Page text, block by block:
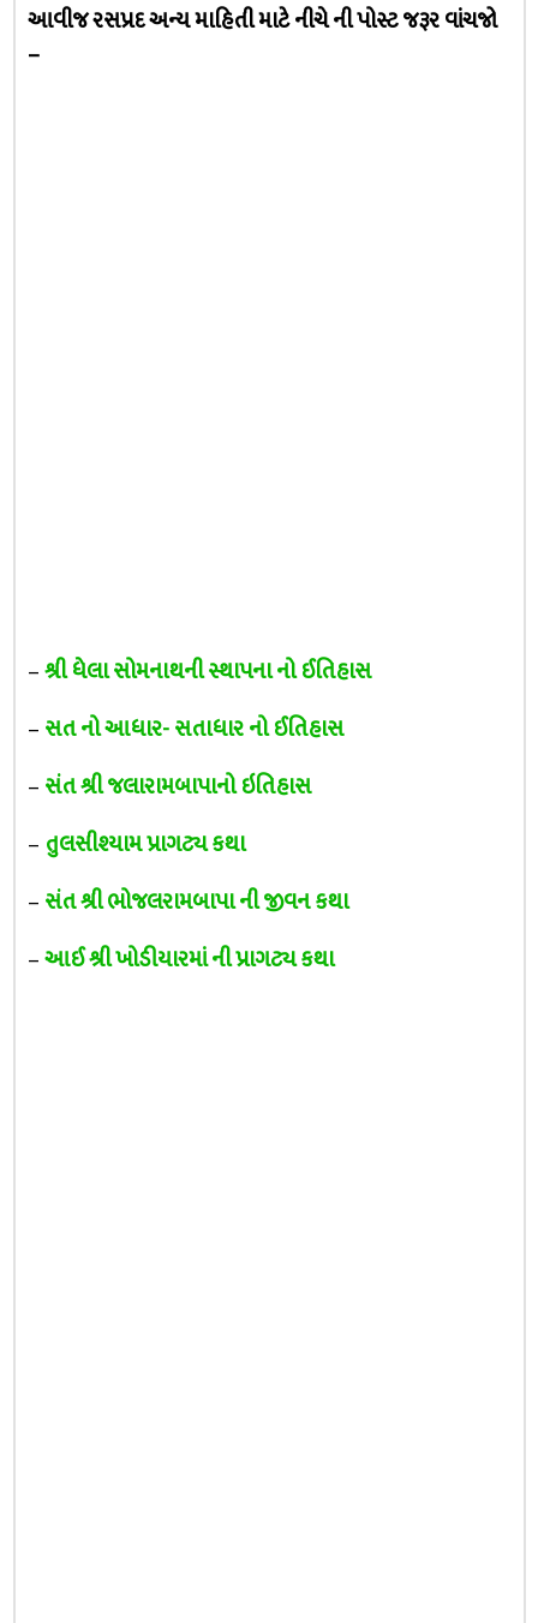
આવીજ રસપ્રદ અન્ય માહિતી માટે નીચે ની પોસ્ટ જરૂર વાંચજો
–
–શ્રી ધેલા સોમનાથની સ્થાપના નો ઈતિહાસ
–સત નો આધાર- સતાધાર નો ઈતિહાસ
–સંત શ્રી જલારામબાપાનો ઇતિહાસ
– તુલસીશ્યામ પ્રાગટ્ય કથા
–સંત શ્રી ભોજલરામબાપા ની જીવન કથા
–આઈ શ્રી ખોડીયારમાં ની પ્રાગટ્ય કથા